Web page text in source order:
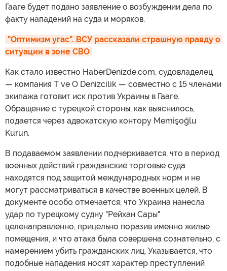
Гааге будет подано заявление о возбуждении дела по
факту нападений на суда и моряков.
"Оптимизм угас". ВСУ рассказали страшную правду о
ситуации в зоне СВО
Как стало известно HaberDenizde.com, судовладелец
— компания T ve O Denizcilik — совместно с 15 членами
экипажа готовит иск против Украины в Гааге.
Обращение с турецкой стороны, как выяснилось,
подается через адвокатскую контору Memişoğlu
Kurun.
В подаваемом заявлении подчеркивается, что в период
военных действий гражданские торговые суда
находятся под защитой международных норм и не
могут рассматриваться в качестве военных целей. В
документе особо отмечается, что Украина нанесла
удар по турецкому судну "Рейхан Сары"
целенаправленно, прицельно поразив именно жилые
помещения, и что атака была совершена сознательно, с
намерением убить гражданских лиц. Указывается, что
подобные нападения носят характер преступлений